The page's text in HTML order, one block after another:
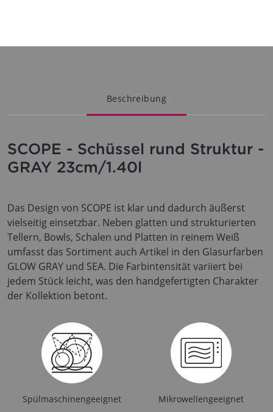
Beschreibung
SCOPE - Schüssel rund Struktur -
GRAY 23cm/1.40l
Das Design von SCOPE ist klar und dadurch äußerst
vielseitig einsetzbar. Neben glatten und strukturierten
Tellern, Bowls, Schalen und Platten in reinem Weiß
umfasst das Sortiment auch Artikel in den Glasurfarben
GLOW GRAY und SEA. Die Farbintensität variiert bei
jedem Stück leicht, was den handgefertigten Charakter
der Kollektion betont.
Spülmaschinengeeignet Mikrowellengeeignet